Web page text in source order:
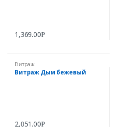
1,369.00Р
Витраж
Витраж Дым бежевый
2,051.00Р